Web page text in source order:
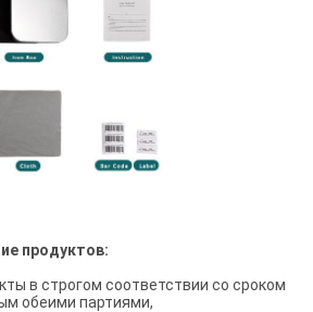
продуктов:
в строгом соответствии со сроком
обеими партиями,